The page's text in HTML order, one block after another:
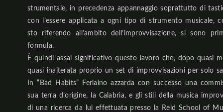
strumentale, in precedenza appannaggio soprattutto di
con l’essere applicata a ogni tipo di strumento musicale,
sto riferendo all’ambito dell’improvvisazione, si sono
formula.
È quindi assai significativo questo lavoro che, dopo quasi
quasi inalterata proprio un set di improvvisazioni per solo
In “Bad Habits” Ferlaino azzarda con successo una
sua terra d’origine, la Calabria, e gli stili della musica
di una ricerca da lui effettuata presso la Reid School of